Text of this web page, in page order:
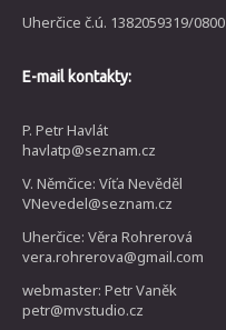
Uherčice č.ú. 1382059319/0800
E-mail kontakty:
P. Petr Havlát
havlatp@seznam.cz
V. Němčice: Víťa Nevěděl
VNevedel@seznam.cz
Uherčice: Věra Rohrerová
vera.rohrerova@gmail.com
webmaster: Petr Vaněk
petr@mvstudio.cz